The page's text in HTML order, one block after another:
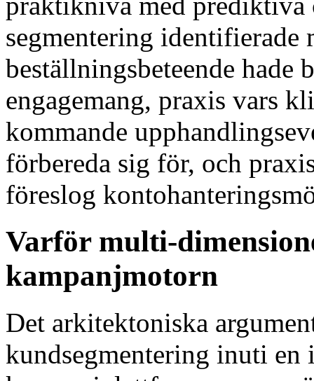
segmentering identifierade
beställningsbeteende hade
engagemang, praxis vars
kommande
förbereda sig för, och
föreslog
Varför multi-
kampanjmotorn
Det arkitektoniska
kundsegmentering inuti en